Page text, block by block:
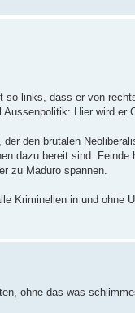
links, dass er von
Hier wird er
den brutalen
dazu bereit sind.
zu Maduro spannen.
Kriminellen in und ohne
ohne das was